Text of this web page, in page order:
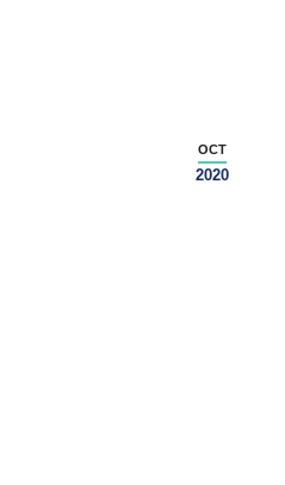
OCT
2020